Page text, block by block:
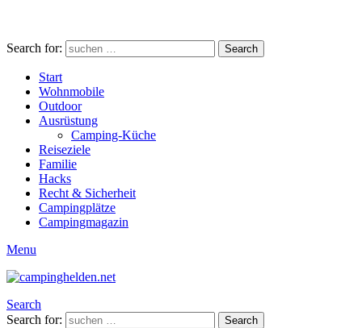
Search for: Search
Start
Wohnmobile
Outdoor
Ausrüstung
Camping-Küche
Reiseziele
Familie
Hacks
Recht & Sicherheit
Campingplätze
Campingmagazin
Menu
Search
Search for:
Search